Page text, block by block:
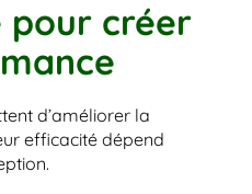
pour créer
d’améliorer la
efficacité dépend